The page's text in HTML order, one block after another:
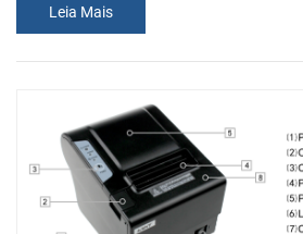
interagem & trabalho. A demanda por
tem crescido a par com outras tecnologias
impressão é que o processo de envio de
Leia Mais